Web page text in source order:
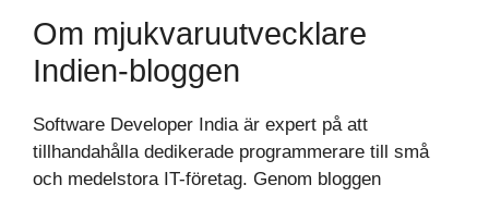
Om mjukvaruutvecklare
Indien-bloggen
Software Developer India är expert på att
tillhandahålla dedikerade programmerare till små
och medelstora IT-företag. Genom bloggen